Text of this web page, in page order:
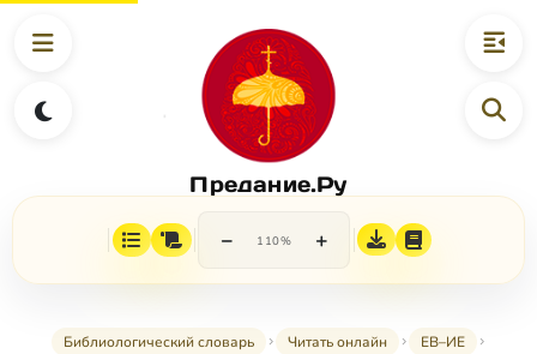
Предание.Ру
− 110% +
Библиологический словарь Читать онлайн
ЕВ–ИЕ